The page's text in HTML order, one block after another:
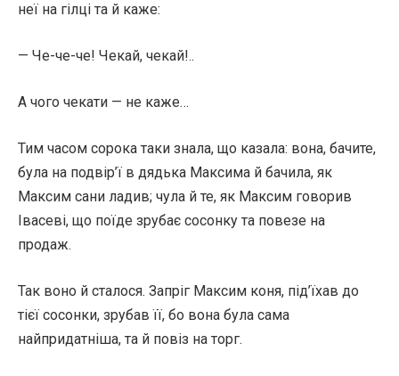
неї на гілці та й каже:
— Че-че-че! Чекай, чекай!..
А чого чекати — не каже…
Тим часом сорока таки знала, що казала: вона, бачите,
була на подвір’ї в дядька Максима й бачила, як
Максим сани ладив; чула й те, як Максим говорив
Івасеві, що поїде зрубає сосонку та повезе на
продаж.
Так воно й сталося. Запріг Максим коня, під’їхав до
тієї сосонки, зрубав її, бо вона була сама
найпридатніша, та й повіз на торг.